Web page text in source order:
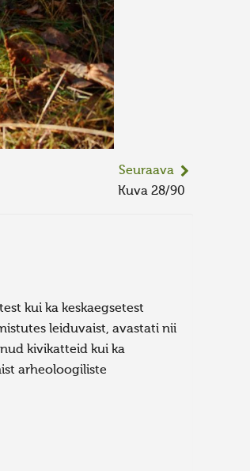
Seuraava
Kuva 28/90
kui ka keskaegsetest
leiduvaist, avastati nii
kivikatteid kui ka
arheoloogiliste